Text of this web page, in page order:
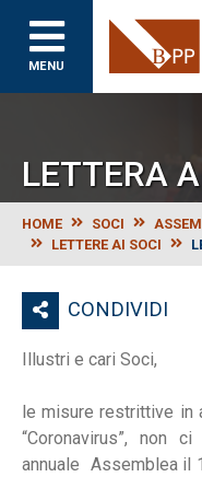
MENU
LETTERA
HOME SOCI
LETTERE AI SOCI
CONDIVIDI
Illustri e cari Soci,
le misure restrittive in
“Coronavirus”, non
annuale Assemblea il